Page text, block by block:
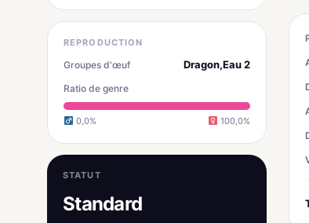
REPRODUCTION
Groupes d'œuf Dragon,Eau 2
Ratio de genre
0,0% 100,0%
STATUT
Standard